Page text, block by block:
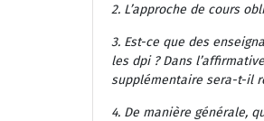
2. L’approche de cours
3. Est-ce que des
les dpi ? Dans
supplémentaire sera-t-il
4. De manière générale,